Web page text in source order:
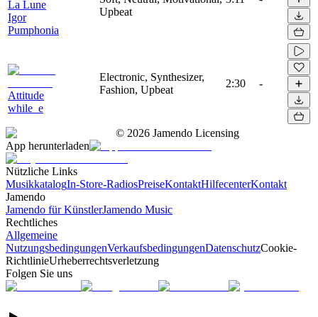
La Lune
Igor
Pumphonia
Upbeat
Attitude
while_e
Electronic, Synthesizer,
Fashion, Upbeat
2:30 -
© 2026 Jamendo Licensing
App herunterladen
Nützliche Links
MusikkatalogIn-Store-RadiosPreiseKontaktHilfecenterKontakt
Jamendo
Jamendo für KünstlerJamendo Music
Rechtliches
Allgemeine
NutzungsbedingungenVerkaufsbedingungenDatenschutzCookie-
RichtlinieUrheberrechtsverletzung
Folgen Sie uns